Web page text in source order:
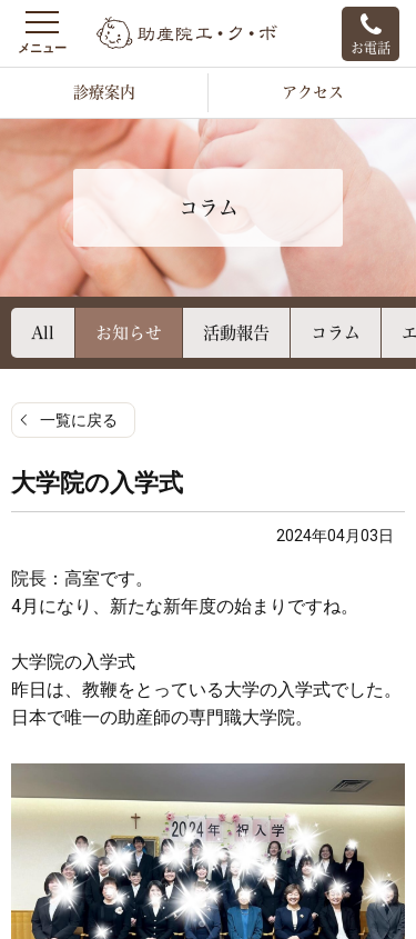
お電話
診療案内 アクセス
コラム
All お知らせ 活動報告 コラム
一覧に戻る
大学院の入学式
2024年04月03日
院長：高室です。
4月になり、新たな新年度の始まりですね。
大学院の入学式
昨日は、教鞭をとっている大学の入学式でした。
日本で唯一の助産師の専門職大学院。